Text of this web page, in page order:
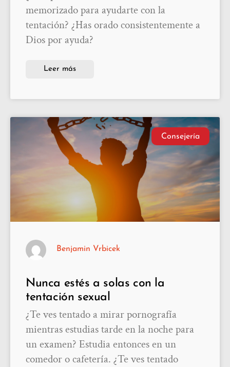
memorizado para ayudarte con la
tentación? ¿Has orado consistentemente a
Dios por ayuda?
Leer más
Consejería
Nunca estés a solas con la
tentación sexual
¿Te ves tentado a mirar pornografía
mientras estudias tarde en la noche para
un examen? Estudia entonces en un
comedor o cafetería. ¿Te ves tentado
Benjamin Vrbicek